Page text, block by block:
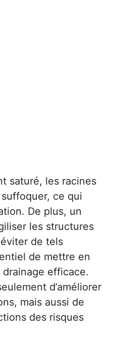
saturé, les racines
ce qui
De plus, un
les structures
de tels
de mettre en
efficace.
d’améliorer
mais aussi de
des risques